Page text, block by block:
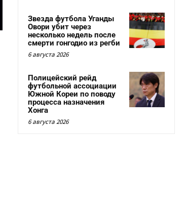
Звезда футбола Уганды
Овори убит через
несколько недель после
смерти гонгодио из регби
6 августа 2026
Полицейский рейд
футбольной ассоциации
Южной Кореи по поводу
процесса назначения
Хонга
6 августа 2026